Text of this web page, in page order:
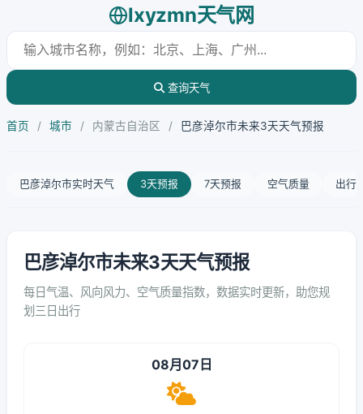
lxyzmn天气网
查询天气
首页 / 城市 / 内蒙古自治区 / 巴彦淖尔市未来3天天气预报
巴彦淖尔市实时天气 3天预报 7天预报 空气质量 出行
巴彦淖尔市未来3天天气预报
每日气温、风向风力、空气质量指数，数据实时更新，助您规
划三日出行
08月07日